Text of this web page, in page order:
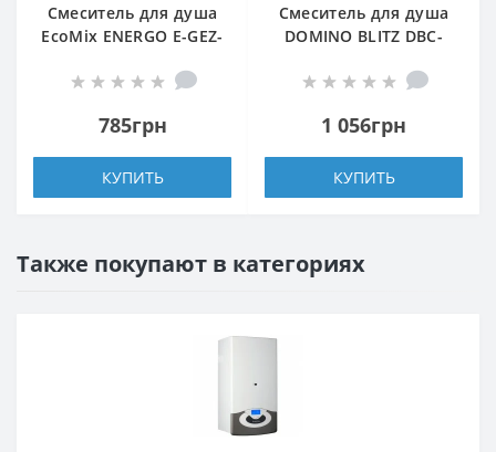
Смеситель для душа
EcoMix ENERGO E-GEZ-
785грн
КУПИТЬ
Смеситель для душа
DOMINO BLITZ DBC-
1 056грн
КУПИТЬ
Также покупают в категориях